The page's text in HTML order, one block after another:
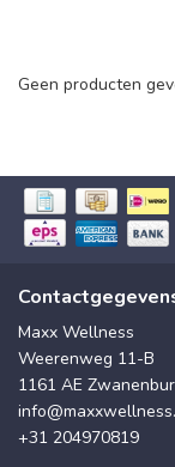
Geen producten
Maxx Wellness
Weerenweg 11-B
1161 AE
+31 204970819